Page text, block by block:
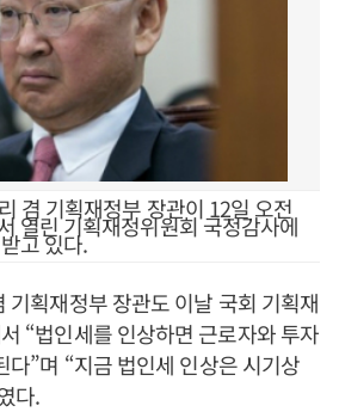
겸 기획재정부 장관이 12일 오전
열린 기획재정위원회 국정감사에
고 있다.
기획재정부 장관도 이날 국회 기획재
“법인세를 인상하면 근로자와 투자
다”며 “지금 법인세 인상은 시기상
다.